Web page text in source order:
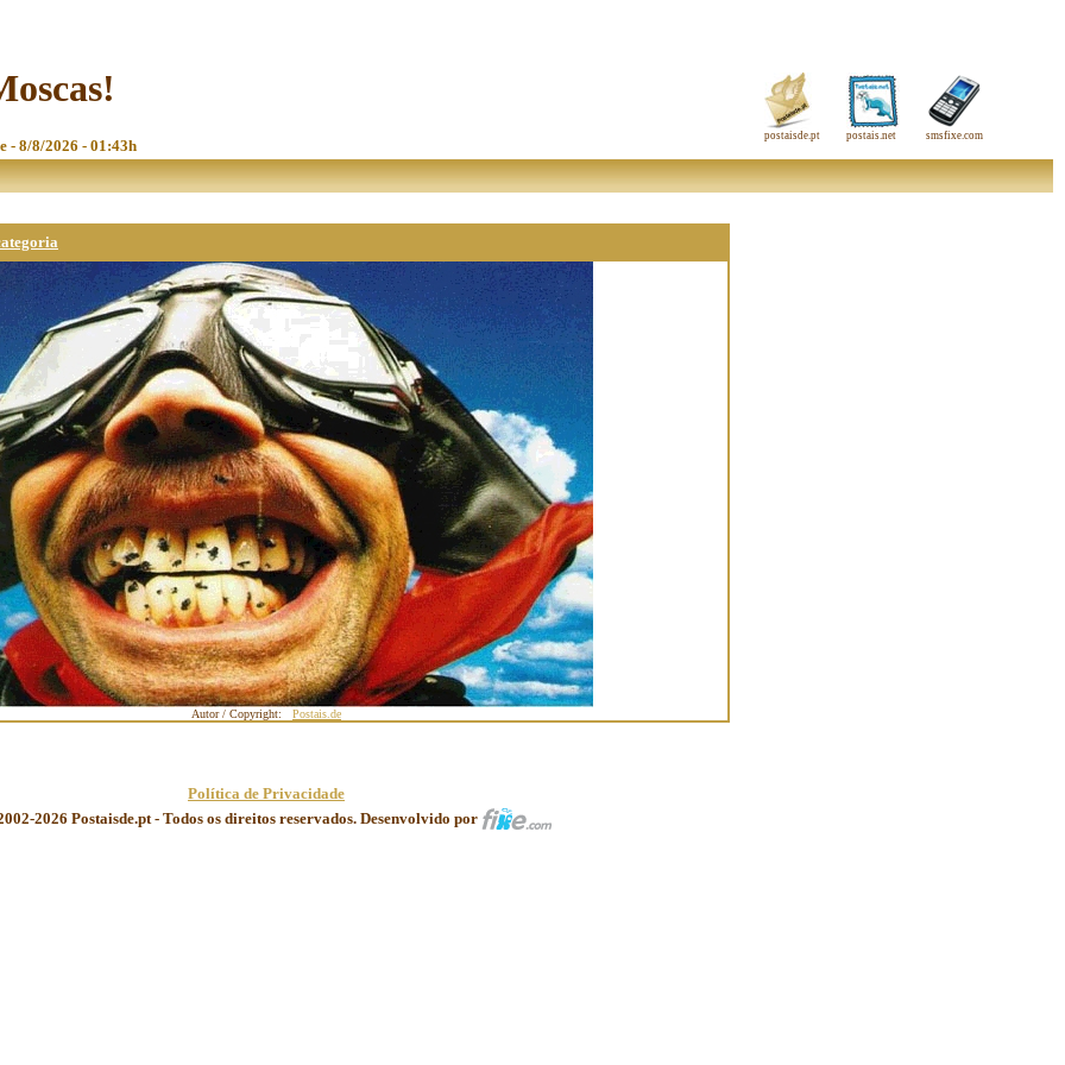
- 8/8/2026 - 01:43h
postaisde.pt postais.net smsfixe.com
Autor / Copyright: Postais.de
Política de Privacidade
2026 Postaisde.pt - Todos os direitos reservados. Desenvolvido por